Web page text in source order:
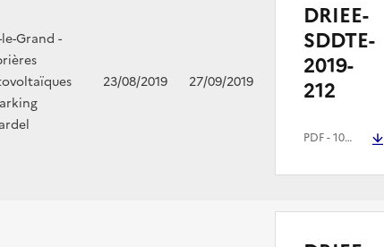
Grand -
23/08/2019 27/09/2019
DRIEE-
SDDTE-
2019-
212
PDF- 103.9 kio